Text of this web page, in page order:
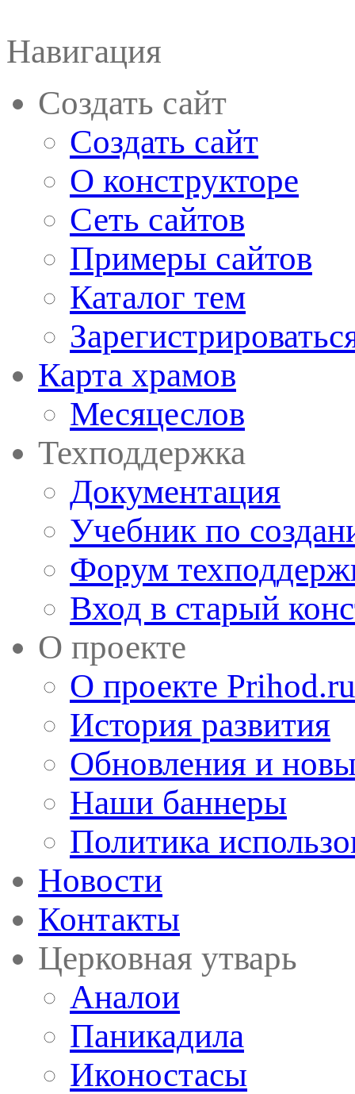
Навигация
Создать сайт
Создать сайт
О конструкторе
Сеть сайтов
Примеры сайтов
Каталог тем
Карта храмов
Месяцеслов
Техподдержка
Документация
Учебник по
Форум
Вход в старый
О проекте
О проекте Prihod.ru
История развития
Обновления и
Наши баннеры
Политика
Новости
Контакты
Церковная утварь
Аналои
Паникадила
Иконостасы